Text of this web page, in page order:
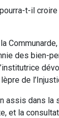
t-il
des bien-
de
assis dans
et la